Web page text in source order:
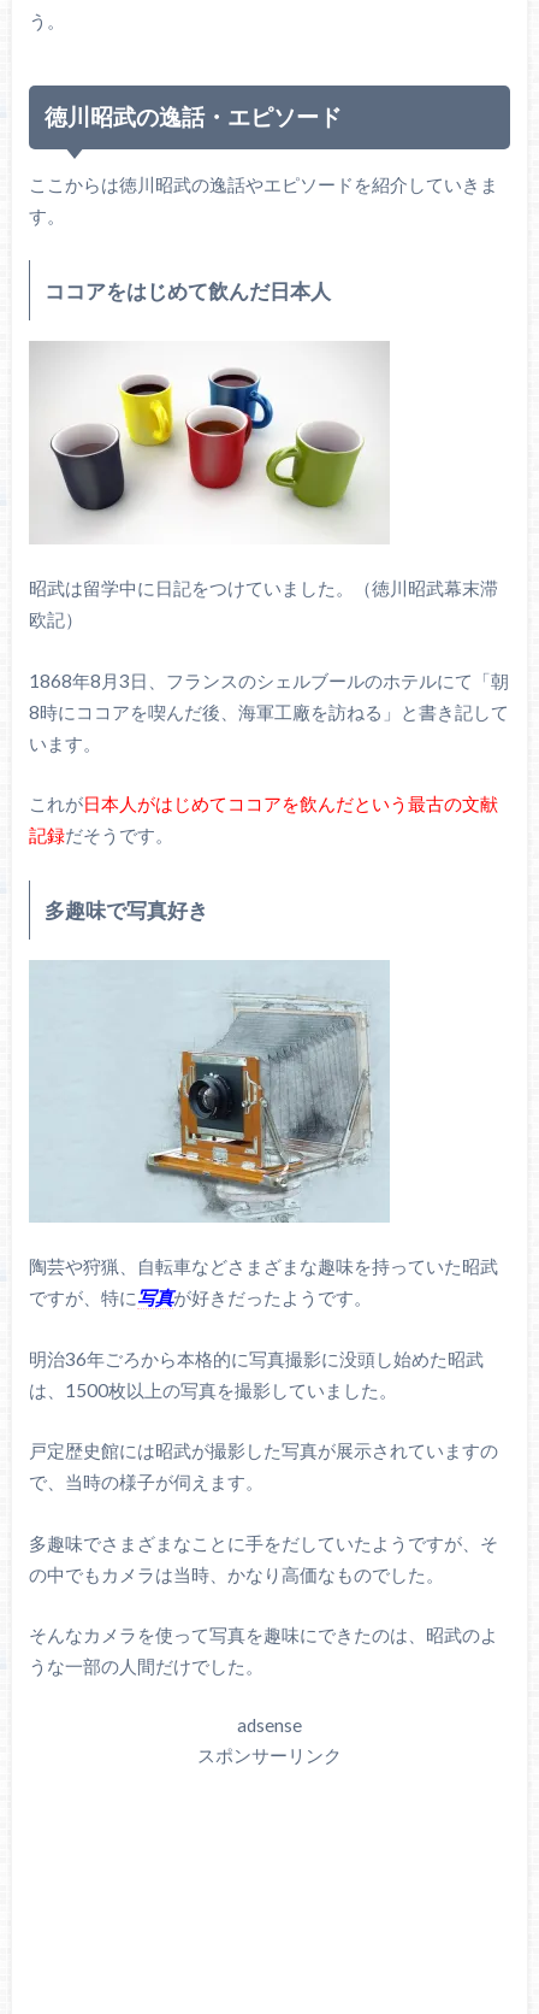
う。
徳川昭武の逸話・エピソード
ここからは徳川昭武の逸話やエピソードを紹介していきま
す。
ココアをはじめて飲んだ日本人
昭武は留学中に日記をつけていました。（徳川昭武幕末滞
欧記）
1868年8月3日、フランスのシェルブールのホテルにて「朝
8時にココアを喫んだ後、海軍工廠を訪ねる」と書き記して
います。
これが日本人がはじめてココアを飲んだという最古の文献
記録だそうです。
多趣味で写真好き
陶芸や狩猟、自転車などさまざまな趣味を持っていた昭武
ですが、特に写真が好きだったようです。
明治36年ごろから本格的に写真撮影に没頭し始めた昭武
は、1500枚以上の写真を撮影していました。
戸定歴史館には昭武が撮影した写真が展示されていますの
で、当時の様子が伺えます。
多趣味でさまざまなことに手をだしていたようですが、そ
の中でもカメラは当時、かなり高価なものでした。
そんなカメラを使って写真を趣味にできたのは、昭武のよ
うな一部の人間だけでした。
adsense
スポンサーリンク